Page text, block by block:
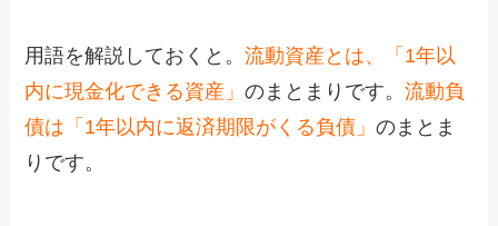
用語を解説しておくと。流動資産とは、「1年以
内に現金化できる資産」のまとまりです。流動負
債は「1年以内に返済期限がくる負債」のまとま
りです。